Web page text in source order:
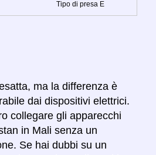
Tipo di presa E
ma la differenza è
dai dispositivi elettrici.
collegare gli apparecchi
in Mali senza un
Se hai dubbi su un